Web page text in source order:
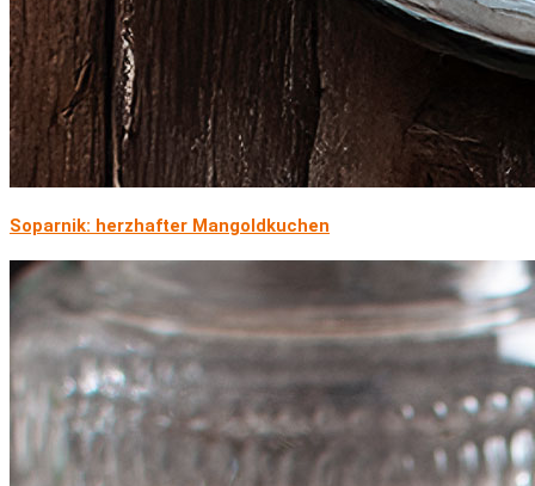
Soparnik: herzhafter Mangoldkuchen